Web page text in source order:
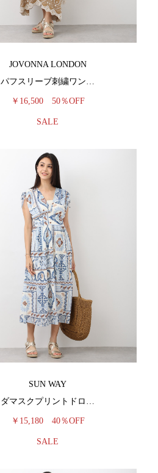
JOVONNA LONDON
パフスリーブ刺繍ワン…
￥16,500 50％OFF
SALE
SUN WAY
ダマスクプリントドロ…
￥15,180 40％OFF
SALE